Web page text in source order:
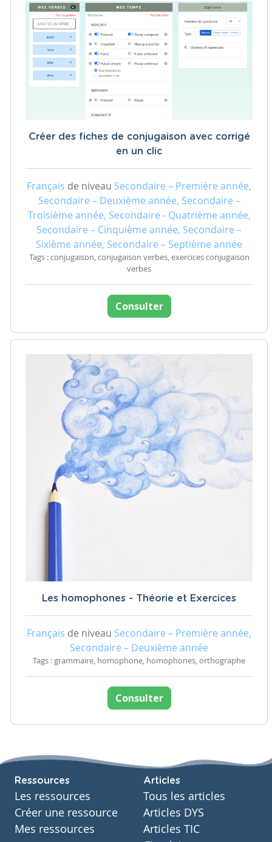
Créer des fiches de conjugaison avec corrigé
en un clic
Français de niveau Secondaire – Première année,
Secondaire – Deuxième année, Secondaire –
Troisième année, Secondaire - Quatrième année,
Secondaire – Cinquième année, Secondaire –
Sixième année, Secondaire – Septième année
Tags : conjugaison, conjugaison verbes, exercices conjugaison
verbes
Consulter
Les homophones - Théorie et Exercices
Français de niveau Secondaire – Première année,
Secondaire – Deuxième année
Tags : grammaire, homophone, homophones, orthographe
Consulter
Ressources
Les ressources
Créer une ressource
Mes ressources
Articles
Tous les articles
Articles DYS
Articles TIC